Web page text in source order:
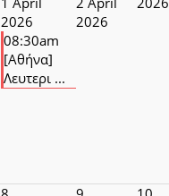
2026
08:30am
[Αθήνα]
Λευτερι ...
2026